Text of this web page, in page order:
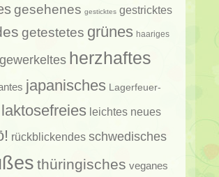
gesehenes gesticktes gestricktes
getestetes grünes haariges
herzhaftes
japanisches Lagerfeuer-
laktosefreies leichtes neues
rückblickendes schwedisches
thüringisches veganes